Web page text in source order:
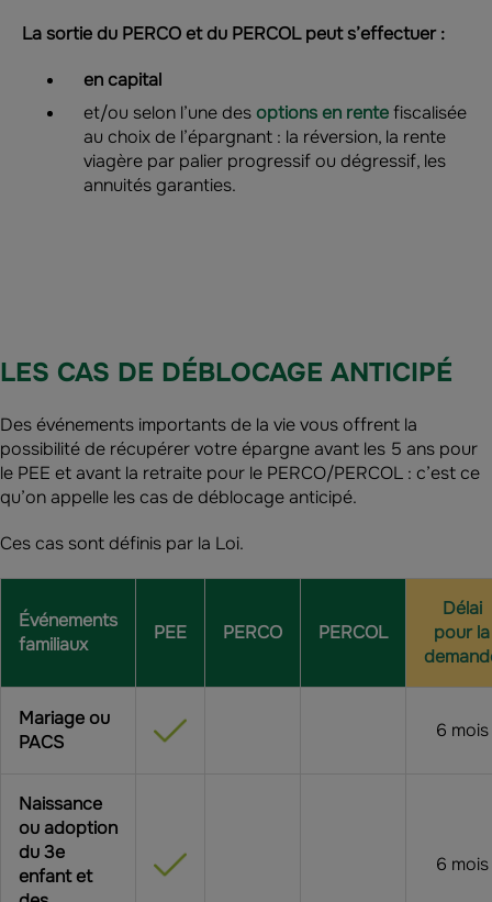
La sortie du PERCO et du PERCOL peut s’effectuer :
en capital
et/ou selon l’une desoptions en rentefiscalisée
au choix de l’épargnant : la réversion, la rente
viagère par palier progressif ou dégressif, les
annuités garanties.
LES CAS DE DÉBLOCAGE ANTICIPÉ
Des événements importants de la vie vous offrent la
possibilité de récupérer votre épargne avant les 5 ans pour
le PEE et avant la retraite pour le PERCO/PERCOL : c’est ce
qu’on appelle les cas de déblocage anticipé.
Ces cas sont définis par la Loi.
Événements
familiaux
PEE PERCO PERCOL
Délai
pour la
Mariage ou
PACS
6 mois
Naissance
ou adoption
du 3e
enfant et
6 mois